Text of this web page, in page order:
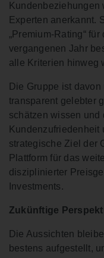
Kundenbeziehungen
Experten anerkannt.
„Premium-Rating“
vergangenen Jahr
alle Kriterien hinweg
Die Gruppe ist
transparent gelebter
schätzen wissen und
Kundenzufriedenheit
strategische Ziel der
Plattform für das
disziplinierter
Investments.
Zukünftige
Die Aussichten
bestens aufgestellt,